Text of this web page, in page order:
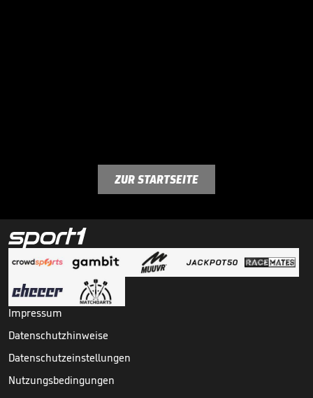
ZUR STARTSEITE
Impressum
Datenschutzhinweise
Datenschutzeinstellungen
Nutzungsbedingungen